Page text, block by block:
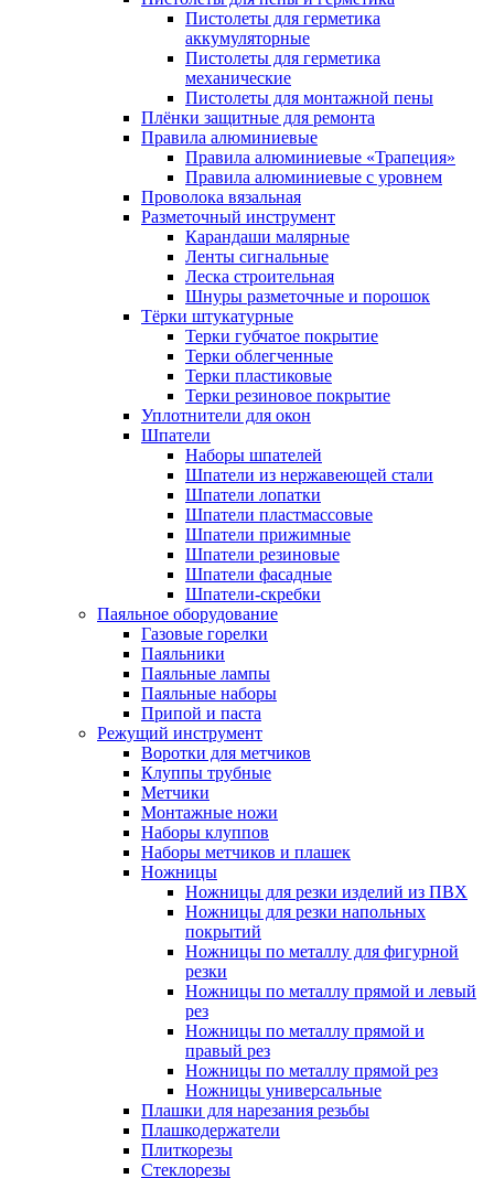
Пистолеты для герметика
аккумуляторные
Пистолеты для герметика
механические
Пистолеты для монтажной пены
Плёнки защитные для ремонта
Правила алюминиевые
Правила алюминиевые «Трапеция»
Правила алюминиевые с уровнем
Проволока вязальная
Разметочный инструмент
Карандаши малярные
Ленты сигнальные
Леска строительная
Шнуры разметочные и порошок
Тёрки штукатурные
Терки губчатое покрытие
Терки облегченные
Терки пластиковые
Терки резиновое покрытие
Уплотнители для окон
Шпатели
Наборы шпателей
Шпатели из нержавеющей стали
Шпатели лопатки
Шпатели пластмассовые
Шпатели прижимные
Шпатели резиновые
Шпатели фасадные
Шпатели-скребки
Паяльное оборудование
Газовые горелки
Паяльники
Паяльные лампы
Паяльные наборы
Припой и паста
Режущий инструмент
Воротки для метчиков
Клуппы трубные
Метчики
Монтажные ножи
Наборы клуппов
Наборы метчиков и плашек
Ножницы
Ножницы для резки изделий из ПВХ
Ножницы для резки напольных
покрытий
Ножницы по металлу для фигурной
резки
Ножницы по металлу прямой и левый
рез
Ножницы по металлу прямой и
правый рез
Ножницы по металлу прямой рез
Ножницы универсальные
Плашки для нарезания резьбы
Плашкодержатели
Плиткорезы
Стеклорезы